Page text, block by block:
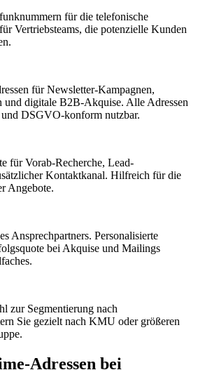
für die telefonische
Vertriebsteams, die potenzielle Kunden
für Newsletter-Kampagnen,
und digitale B2B-Akquise. Alle Adressen
DSGVO-konform nutzbar.
für Vorab-Recherche, Lead-
Kontaktkanal. Hilfreich für die
Angebote.
Ansprechpartners. Personalisierte
bei Akquise und Mailings
zur Segmentierung nach
Sie gezielt nach KMU oder größeren
-Adressen bei